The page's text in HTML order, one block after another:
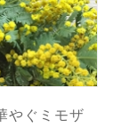
やぐミモザ